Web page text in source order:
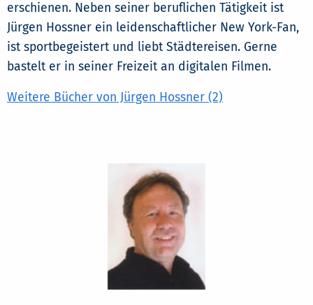
erschienen. Neben seiner beruflichen Tätigkeit ist
Jürgen Hossner ein leidenschaftlicher New York-Fan,
ist sportbegeistert und liebt Städtereisen. Gerne
bastelt er in seiner Freizeit an digitalen Filmen.
Weitere Bücher von Jürgen Hossner (2)